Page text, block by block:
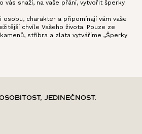
vás snaží, na vaše přání, vytvořit šperky.
osobu, charakter a připomínají vám vaše
chvíle Vašeho života. Pouze ze
stříbra a zlata vytváříme „Šperky
JEDINEČNOST.